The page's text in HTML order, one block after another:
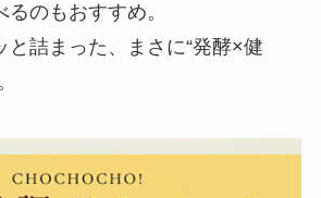
のもおすすめ。
と詰まった、まさに“発酵×健